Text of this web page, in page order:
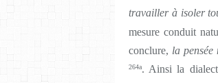
travailler à isoler
mesure conduit
conclure, la pensée
264a. Ainsi la